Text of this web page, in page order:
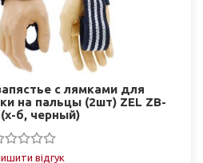
с лямками для
на пальцы (2шт) ZEL ZB-
б, черный)
відгук